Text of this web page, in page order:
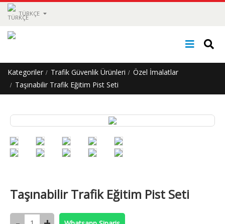
TÜRKÇE
Kategoriler Trafik Güvenlik Ürünleri
Özel İmalatlar
Taşınabilir Trafik Eğitim Pist Seti
Taşınabilir Trafik Eğitim Pist Seti